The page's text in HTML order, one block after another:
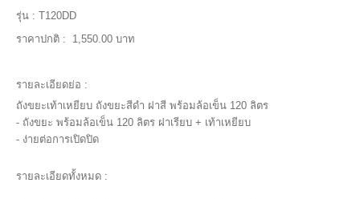
รุ่น : T120DD
ราคาปกติ :
1,550.00 บาท
รายละเอียดย่อ :
ถังขยะเท้าเหยียบ ถังขยะสีดำ ฝาสี พร้อมล้อเข็น 120 ลิตร
- ถังขยะ พร้อมล้อเข็น 120 ลิตร ฝาเรียบ + เท้าเหยียบ
- ง่ายต่อการเปิดปิด
รายละเอียดทั้งหมด :